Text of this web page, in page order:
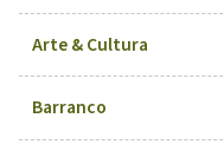
Arte & Cultura
Barranco